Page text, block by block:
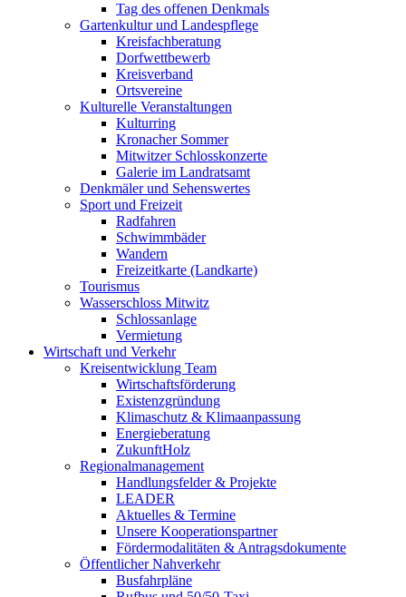
Tag des offenen Denkmals
Gartenkultur und Landespflege
Kreisfachberatung
Dorfwettbewerb
Kreisverband
Ortsvereine
Kulturelle Veranstaltungen
Kulturring
Kronacher Sommer
Mitwitzer Schlosskonzerte
Galerie im Landratsamt
Denkmäler und Sehenswertes
Sport und Freizeit
Radfahren
Schwimmbäder
Wandern
Freizeitkarte (Landkarte)
Tourismus
Wasserschloss Mitwitz
Schlossanlage
Vermietung
Wirtschaft und Verkehr
Kreisentwicklung Team
Wirtschaftsförderung
Existenzgründung
Klimaschutz & Klimaanpassung
Energieberatung
ZukunftHolz
Regionalmanagement
Handlungsfelder & Projekte
LEADER
Aktuelles & Termine
Unsere Kooperationspartner
Fördermodalitäten & Antragsdokumente
Öffentlicher Nahverkehr
Busfahrpläne